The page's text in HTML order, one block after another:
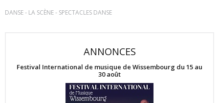
DANSE- LA SCÈNE- SPECTACLES DANSE
ANNONCES
Festival International de musique de Wissembourg du 15 au
30 août